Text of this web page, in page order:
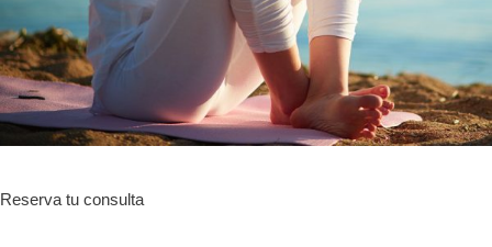
Reserva tu consulta